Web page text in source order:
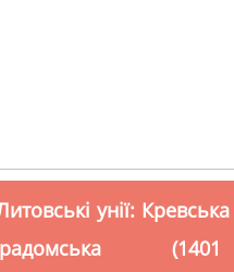
унії:
радомська